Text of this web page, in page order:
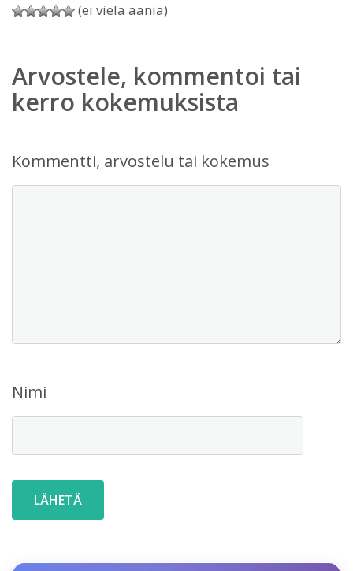
(ei vielä ääniä)
Arvostele, kommentoi tai
kerro kokemuksista
Kommentti, arvostelu tai kokemus
Nimi